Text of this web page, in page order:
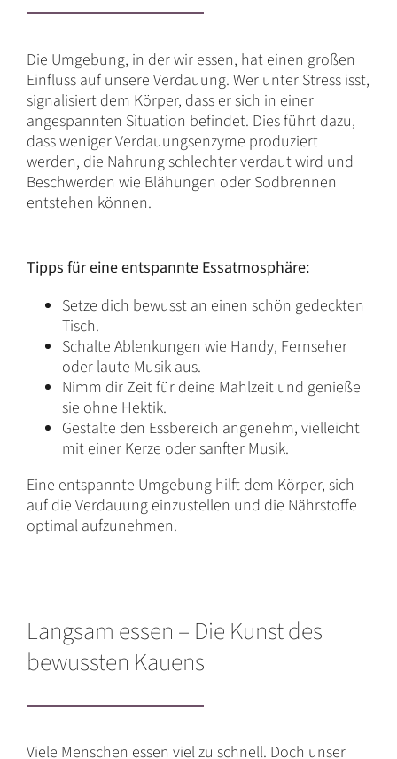
Die Umgebung, in der wir essen, hat einen großen
Einfluss auf unsere Verdauung. Wer unter Stress isst,
signalisiert dem Körper, dass er sich in einer
angespannten Situation befindet. Dies führt dazu,
dass weniger Verdauungsenzyme produziert
werden, die Nahrung schlechter verdaut wird und
Beschwerden wie Blähungen oder Sodbrennen
entstehen können.
Tipps für eine entspannte Essatmosphäre:
Setze dich bewusst an einen schön gedeckten
Tisch.
Schalte Ablenkungen wie Handy, Fernseher
oder laute Musik aus.
Nimm dir Zeit für deine Mahlzeit und genieße
sie ohne Hektik.
Gestalte den Essbereich angenehm, vielleicht
mit einer Kerze oder sanfter Musik.
Eine entspannte Umgebung hilft dem Körper, sich
auf die Verdauung einzustellen und die Nährstoffe
optimal aufzunehmen.
Langsam essen – Die Kunst des
bewussten Kauens
Viele Menschen essen viel zu schnell. Doch unser